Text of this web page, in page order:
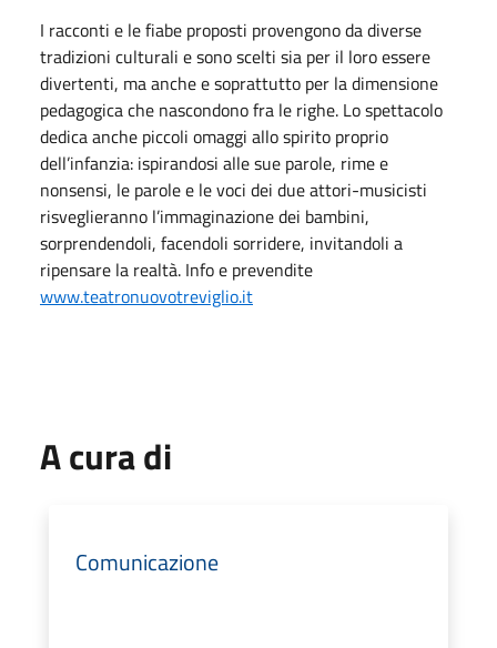
I racconti e le fiabe proposti provengono da diverse
tradizioni culturali e sono scelti sia per il loro essere
divertenti, ma anche e soprattutto per la dimensione
pedagogica che nascondono fra le righe. Lo spettacolo
dedica anche piccoli omaggi allo spirito proprio
dell’infanzia: ispirandosi alle sue parole, rime e
nonsensi, le parole e le voci dei due attori-musicisti
risveglieranno l’immaginazione dei bambini,
sorprendendoli, facendoli sorridere, invitandoli a
ripensare la realtà. Info e prevendite
www.teatronuovotreviglio.it
A cura di
Comunicazione